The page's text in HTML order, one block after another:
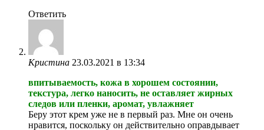
Ответить
Кристина 23.03.2021 в 13:34
впитываемость, кожа в хорошем состоянии,
текстура, легко наносить, не оставляет жирных
следов или пленки, аромат, увлажняет
Беру этот крем уже не в первый раз. Мне он очень
нравится, поскольку он действительно оправдывает